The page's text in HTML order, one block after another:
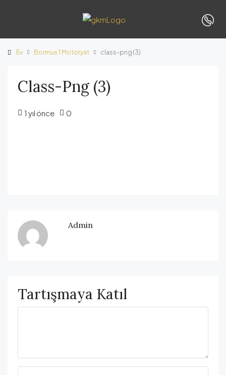
Ev Bormus 1 Motoryat class-png (3)
Class-Png (3)
1 yıl önce 0
Admin
Tartışmaya Katıl